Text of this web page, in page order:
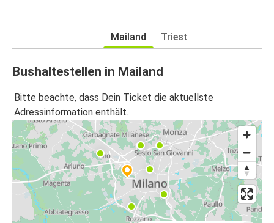
Mailand Triest
Bushaltestellen in Mailand
Bitte beachte, dass Dein Ticket die aktuellste
Adressinformation enthält.